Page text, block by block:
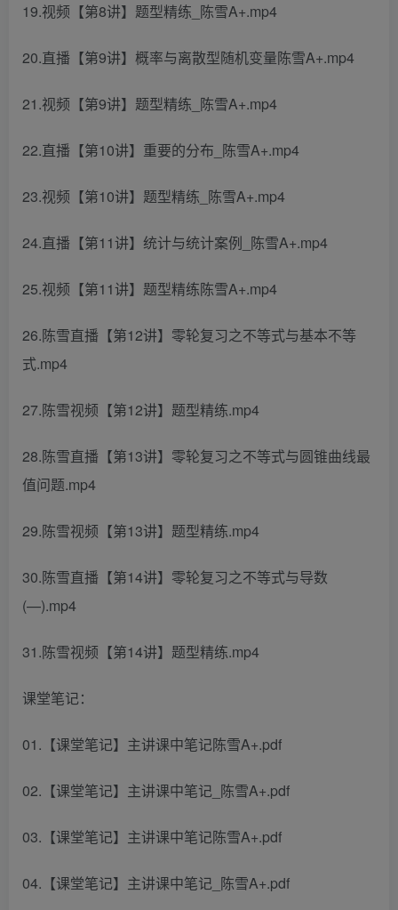
19.视频【第8讲】题型精练_陈雪A+.mp4
20.直播【第9讲】概率与离散型随机变量陈雪A+.mp4
21.视频【第9讲】题型精练_陈雪A+.mp4
22.直播【第10讲】重要的分布_陈雪A+.mp4
23.视频【第10讲】题型精练_陈雪A+.mp4
24.直播【第11讲】统计与统计案例_陈雪A+.mp4
25.视频【第11讲】题型精练陈雪A+.mp4
26.陈雪直播【第12讲】零轮复习之不等式与基本不等
式.mp4
27.陈雪视频【第12讲】题型精练.mp4
28.陈雪直播【第13讲】零轮复习之不等式与圆锥曲线最
值问题.mp4
29.陈雪视频【第13讲】题型精练.mp4
30.陈雪直播【第14讲】零轮复习之不等式与导数
(—).mp4
31.陈雪视频【第14讲】题型精练.mp4
课堂笔记：
01.【课堂笔记】主讲课中笔记陈雪A+.pdf
02.【课堂笔记】主讲课中笔记_陈雪A+.pdf
03.【课堂笔记】主讲课中笔记陈雪A+.pdf
04.【课堂笔记】主讲课中笔记_陈雪A+.pdf